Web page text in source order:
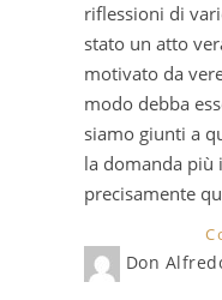
riflessioni di
stato un atto
motivato da
modo debba
siamo giunti a
la domanda più
precisamente
Don